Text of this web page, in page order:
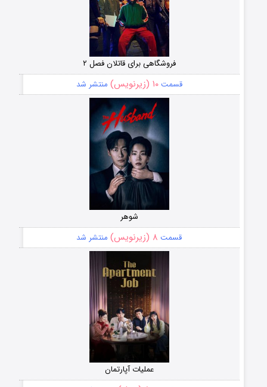
فروشگاهی برای قاتلان فصل ۲
قسمت۱۰ (زیرنویس) منتشر شد
شوهر
قسمت ۸ (زیرنویس) منتشر شد
عملیات آپارتمان